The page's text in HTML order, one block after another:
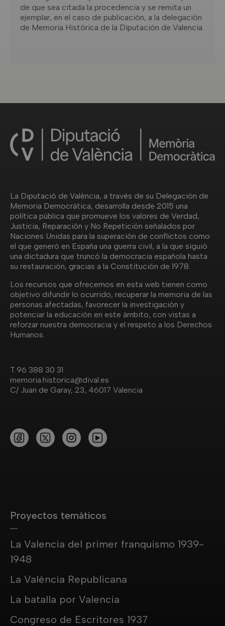
de que sea citada la procedencia y se remita un
ejemplar, en el caso de publicación, a la delegación
de Memoria Histórica de la Diputación de Valencia.
La Diputació de València, a través de su Delegación de
Memoria Democrática, desarrolla desde 2015 una
política pública que promueve los valores de Verdad,
Justicia, Reparación y No Repetición señalados por
Naciones Unidas para la superación de conflictos como
el que generó en España una guerra civil, a la que siguió
una dictadura que truncó la democracia española hasta
su restauración, gracias a la Constitución de 1978.
Los recursos que ofrecemos en esta web tienen como
objetivo difundir lo ocurrido, recuperar la memoria de las
personas afectadas, favorecer la investigación y
potenciar la educación en este ámbito, con vistas a
reforzar nuestra democracia y el respeto a los Derechos
Humanos.
T.96 388 30 31
memoria.historica@dival.es
C/ Juan de Garay, 23, 46017 Valencia
Proyectos temáticos
La Valencia del primer franquismo 1939-
1948
La València Republicana
La batalla por Valencia
Congreso de Escritores 1937